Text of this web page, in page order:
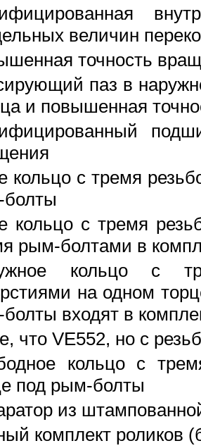
величин
точность
паз в
и повышенная
кольцо с тремя
кольцо с тремя
рым-болтами в
кольцо с
на одном
входят в
что VE552, но с
кольцо с
под рым-болты
из
комплект роликов